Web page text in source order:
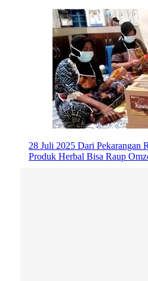
28 Juli 2025 Dari Pekarangan
Produk Herbal Bisa Raup